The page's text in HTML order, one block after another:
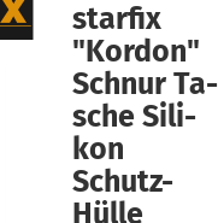
star­fix
"Kor­don"
Schnur Ta­
sche Si­li­
kon
Schutz-​
Hülle